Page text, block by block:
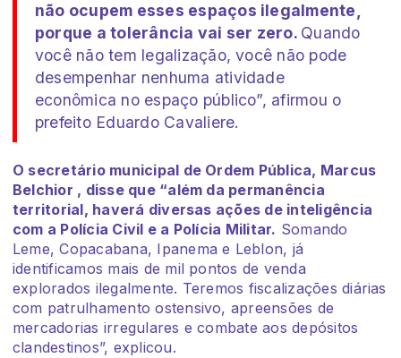
não ocupem esses espaços ilegalmente,
porque a tolerância vai ser zero. Quando
você não tem legalização, você não pode
desempenhar nenhuma atividade
econômica no espaço público”, afirmou o
prefeito Eduardo Cavaliere.
O secretário municipal de Ordem Pública, Marcus
Belchior , disse que “além da permanência
territorial, haverá diversas ações de inteligência
com a Polícia Civil e a Polícia Militar. Somando
Leme, Copacabana, Ipanema e Leblon, já
identificamos mais de mil pontos de venda
explorados ilegalmente. Teremos fiscalizações diárias
com patrulhamento ostensivo, apreensões de
mercadorias irregulares e combate aos depósitos
clandestinos”, explicou.